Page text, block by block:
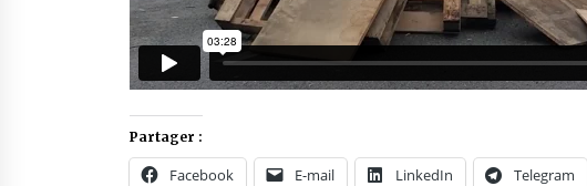
Partager :
Facebook E-mail LinkedIn Telegram